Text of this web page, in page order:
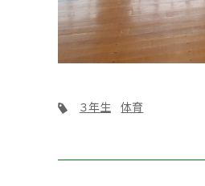
３年生 体育